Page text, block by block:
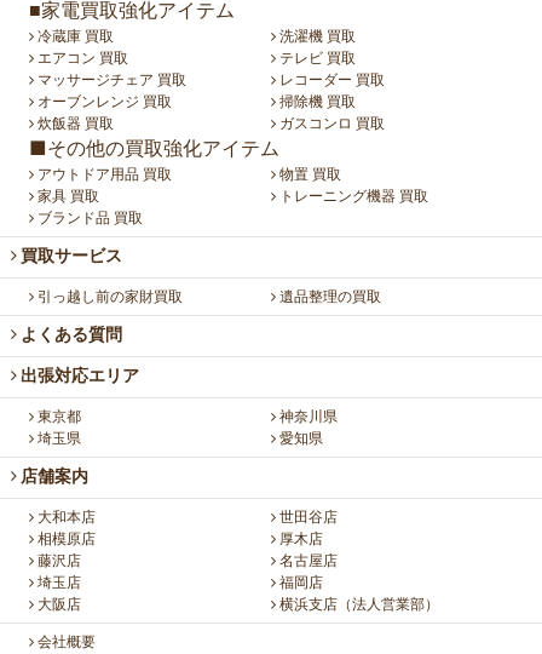
■家電買取強化アイテム
冷蔵庫 買取
洗濯機 買取
エアコン 買取
テレビ 買取
マッサージチェア 買取
レコーダー 買取
オーブンレンジ 買取
掃除機 買取
炊飯器 買取
ガスコンロ 買取
■その他の買取強化アイテム
アウトドア用品 買取
物置 買取
家具 買取
トレーニング機器 買取
ブランド品 買取
買取サービス
引っ越し前の家財買取 遺品整理の買取
よくある質問
出張対応エリア
東京都
神奈川県
埼玉県
愛知県
店舗案内
大和本店
世田谷店
相模原店
厚木店
藤沢店
名古屋店
埼玉店
福岡店
大阪店
横浜支店（法人営業部）
会社概要